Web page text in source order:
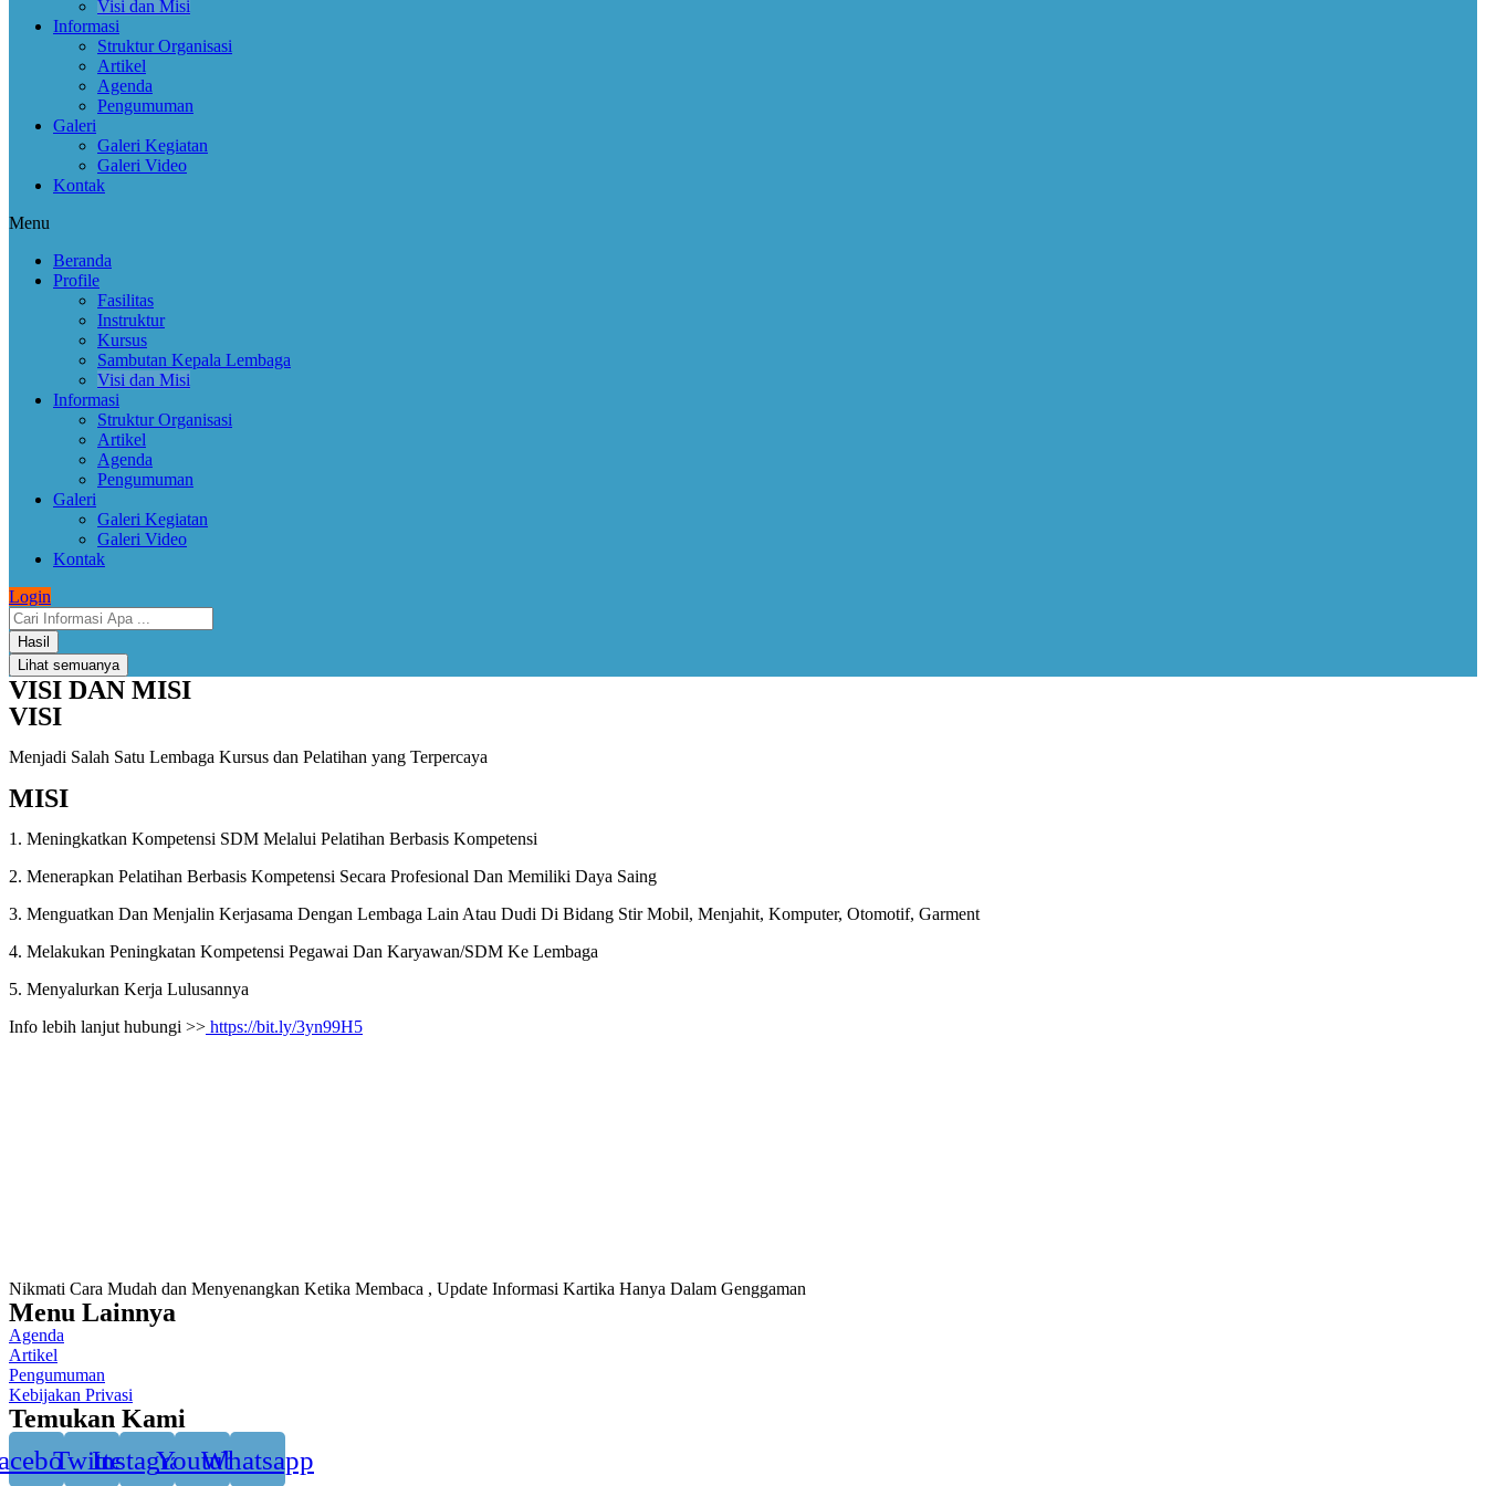
Visi dan Misi
Informasi
Struktur Organisasi
Artikel
Agenda
Pengumuman
Galeri
Galeri Kegiatan
Galeri Video
Kontak
Menu
Beranda
Profile
Fasilitas
Instruktur
Kursus
Sambutan Kepala Lembaga
Visi dan Misi
Informasi
Struktur Organisasi
Artikel
Agenda
Pengumuman
Galeri
Galeri Kegiatan
Galeri Video
Kontak
Login
Hasil
Lihat semuanya
VISI DAN MISI
VISI
Menjadi Salah Satu Lembaga Kursus dan Pelatihan yang Terpercaya
MISI
1. Meningkatkan Kompetensi SDM Melalui Pelatihan Berbasis Kompetensi
2. Menerapkan Pelatihan Berbasis Kompetensi Secara Profesional Dan Memiliki Daya Saing
3. Menguatkan Dan Menjalin Kerjasama Dengan Lembaga Lain Atau Dudi Di Bidang Stir Mobil, Menjahit, Komputer, Otomotif, Garment
4. Melakukan Peningkatan Kompetensi Pegawai Dan Karyawan/SDM Ke Lembaga
5. Menyalurkan Kerja Lulusannya
Info lebih lanjut hubungi >> https://bit.ly/3yn99H5
Nikmati Cara Mudah dan Menyenangkan Ketika Membaca , Update Informasi Kartika Hanya Dalam Genggaman
Menu Lainnya
Agenda
Artikel
Pengumuman
Kebijakan Privasi
Temukan Kami
TwitterInstagramYoutubeWhatsapp